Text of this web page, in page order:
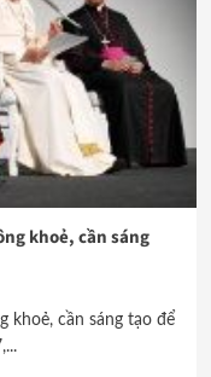
khoẻ, cần sáng
khoẻ, cần sáng tạo để